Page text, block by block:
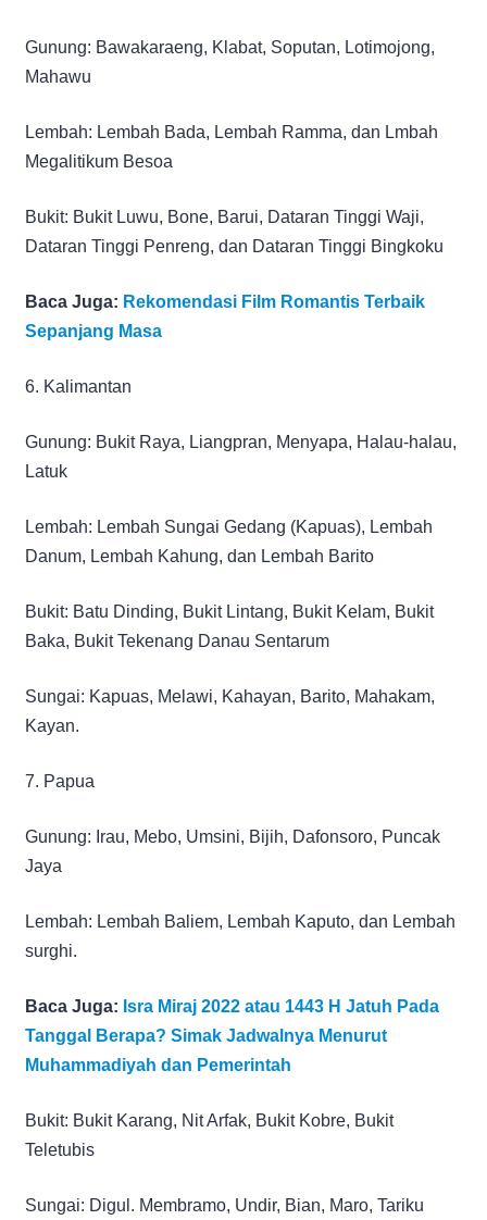
Gunung: Bawakaraeng, Klabat, Soputan, Lotimojong,
Mahawu
Lembah: Lembah Bada, Lembah Ramma, dan Lmbah
Megalitikum Besoa
Bukit: Bukit Luwu, Bone, Barui, Dataran Tinggi Waji,
Dataran Tinggi Penreng, dan Dataran Tinggi Bingkoku
Baca Juga: Rekomendasi Film Romantis Terbaik
Sepanjang Masa
6. Kalimantan
Gunung: Bukit Raya, Liangpran, Menyapa, Halau-halau,
Latuk
Lembah: Lembah Sungai Gedang (Kapuas), Lembah
Danum, Lembah Kahung, dan Lembah Barito
Bukit: Batu Dinding, Bukit Lintang, Bukit Kelam, Bukit
Baka, Bukit Tekenang Danau Sentarum
Sungai: Kapuas, Melawi, Kahayan, Barito, Mahakam,
Kayan.
7. Papua
Gunung: Irau, Mebo, Umsini, Bijih, Dafonsoro, Puncak
Jaya
Lembah: Lembah Baliem, Lembah Kaputo, dan Lembah
surghi.
Baca Juga: Isra Miraj 2022 atau 1443 H Jatuh Pada
Tanggal Berapa? Simak Jadwalnya Menurut
Muhammadiyah dan Pemerintah
Bukit: Bukit Karang, Nit Arfak, Bukit Kobre, Bukit
Teletubis
Sungai: Digul. Membramo, Undir, Bian, Maro, Tariku